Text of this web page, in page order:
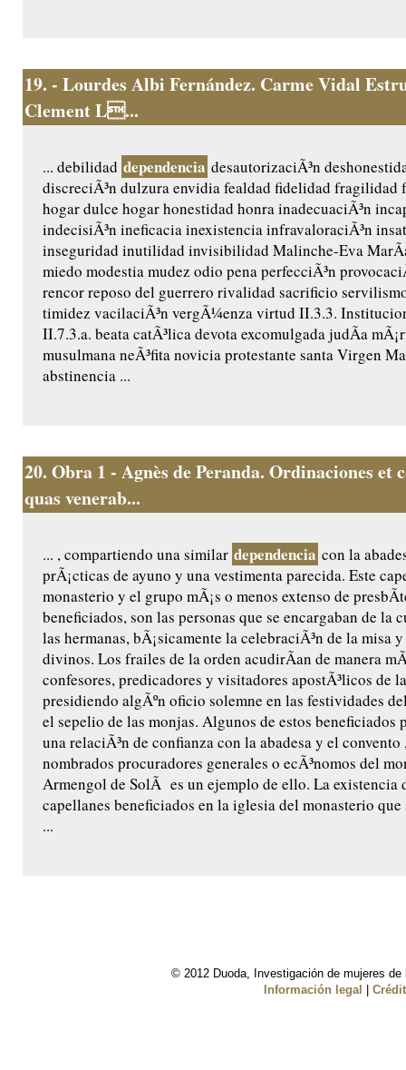
19. - Lourdes Albi Fernández. Carme Vidal
Clement L...
... debilidad dependencia desautorizaciÃ³n
discreciÃ³n dulzura envidia fealdad fidelidad fragilidad
hogar dulce hogar honestidad honra inadecuaciÃ³n
indecisiÃ³n ineficacia inexistencia infravaloraciÃ³n
inseguridad inutilidad invisibilidad Malinche-Eva
miedo modestia mudez odio pena perfecciÃ³n
rencor reposo del guerrero rivalidad sacrificio
timidez vacilaciÃ³n vergÃ¼enza virtud II.3.3.
II.7.3.a. beata catÃ³lica devota excomulgada judÃ­a
musulmana neÃ³fita novicia protestante santa Virgen
abstinencia ...
20. Obra 1 - Agnès de Peranda. Ordinaciones et
quas venerab...
... , compartiendo una similar dependencia con la
prÃ¡cticas de ayuno y una vestimenta parecida. Este
monasterio y el grupo mÃ¡s o menos extenso de
beneficiados, son las personas que se encargaban de la
las hermanas, bÃ¡sicamente la celebraciÃ³n de la misa
divinos. Los frailes de la orden acudirÃ­an de manera
confesores, predicadores y visitadores apostÃ³licos de
presidiendo algÃºn oficio solemne en las festividades
el sepelio de las monjas. Algunos de estos beneficiados
una relaciÃ³n de confianza con la abadesa y el convento
nombrados procuradores generales o ecÃ³nomos del
Armengol de SolÃ es un ejemplo de ello. La existencia
capellanes beneficiados en la iglesia del monasterio que
...
© 2012 Duoda, Investigación de mujeres
Información legal